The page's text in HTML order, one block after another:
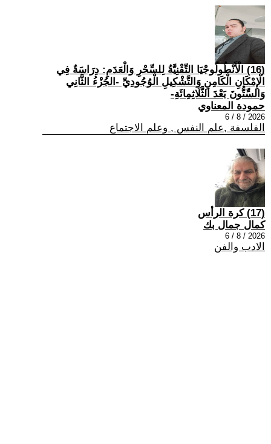
(16) الْأَنْطُولُوجْيَا التِّقْنِيَّةُ لِلسِّحْرِ وَالْعَدَمِ: دِرَاسَةٌ فِي
الْإِمْكَانِ الْكَامِنِ وَالتَّشْكِيلِ الْوُجُودِيِّ -الجُزْءُ الثَّانِي
وَالسِّتُّونَ بَعْدَ الثَّلَاثِمِائَةِ-
حمودة المعناوي
2026 / 8 / 6
الفلسفة ,علم النفس , وعلم الاجتماع
(17) كرة الرأس
كمال جمال بك
2026 / 8 / 6
الادب والفن